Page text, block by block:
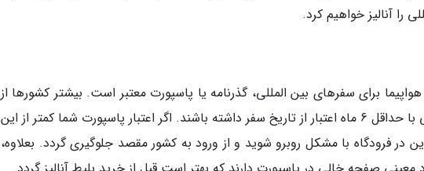
را آنالیز خواهیم کرد.
برای سفرهای بین المللی، گذرنامه یا پاسپورت معتبر است. بیشتر کشورها از
مسافران خارجی می خواهند که پاسپورتی با حداقل 6 ماه اعتبار از تاریخ سفر داشته باشند. اگر اعتبار پاسپورت شما کمتر از این
فرودگاه با مشکل روبرو شوید و از ورود به کشور مقصد جلوگیری گردد. بعلاوه،